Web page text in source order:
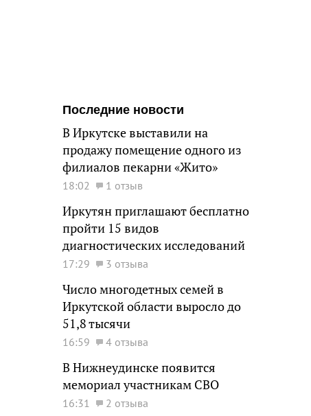
Последние новости
В Иркутске выставили на
продажу помещение одного из
филиалов пекарни «Жито»
18:02 1 отзыв
Иркутян приглашают бесплатно
пройти 15 видов
диагностических исследований
17:29 3 отзыва
Число многодетных семей в
Иркутской области выросло до
51,8 тысячи
16:59 4 отзыва
В Нижнеудинске появится
мемориал участникам СВО
16:31 2 отзыва